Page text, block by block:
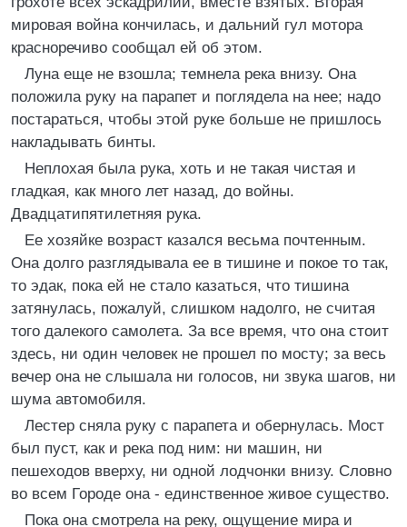
мировая война кончилась, и дальний гул мотора
красноречиво сообщал ей об этом.
Луна еще не взошла; темнела река внизу. Она
положила руку на парапет и поглядела на нее; надо
постараться, чтобы этой руке больше не пришлось
накладывать бинты.
Неплохая была рука, хоть и не такая чистая и
гладкая, как много лет назад, до войны.
Двадцатипятилетняя рука.
Ее хозяйке возраст казался весьма почтенным.
Она долго разглядывала ее в тишине и покое то так,
то эдак, пока ей не стало казаться, что тишина
затянулась, пожалуй, слишком надолго, не считая
того далекого самолета. За все время, что она стоит
здесь, ни один человек не прошел по мосту; за весь
вечер она не слышала ни голосов, ни звука шагов, ни
шума автомобиля.
Лестер сняла руку с парапета и обернулась. Мост
был пуст, как и река под ним: ни машин, ни
пешеходов вверху, ни одной лодчонки внизу. Словно
во всем Городе она - единственное живое существо.
Пока она смотрела на реку, ощущение мира и